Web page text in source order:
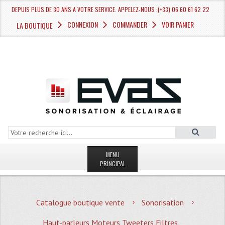
DEPUIS PLUS DE 30 ANS A VOTRE SERVICE. APPELEZ-NOUS :(+33) 06 60 61 62 22
LA BOUTIQUE CONNEXION COMMANDER VOIR PANIER
MENU
PRINCIPAL
MAGASIN
Catalogue boutique vente
Sonorisation
Haut-parleurs Moteurs Tweeters Filtres